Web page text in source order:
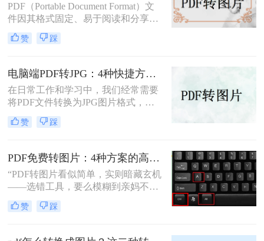
PDF（Portable Document Format）文
件因其格式固定、易于阅读和分享而
广受欢迎。然而，在某些情况下，我
们可能需要将PDF文件转换为JPG图
享或嵌入到其他文档中。那么pdf怎么
转换成jpg呢？本文将介绍三种将PDF
转换成JPG的实用方法。
赞 踩
电脑端PDF转JPG：4种快捷方法的操作步骤和常见格式问题！
在日常工作和学习中，我们经常需要
将PDF文件转换为JPG图片格式，以
便于在网页上分享、在演示中插入或
简单地打印出来。那么电脑怎么把pdf
同的方法，帮助你在电脑上轻松完成
PDF到JPG的转换。
赞 踩
PDF免费转图片：4种方案的高清输出设置和无损转换要点！
“PDF转图片看似简单，实则暗藏玄机
——选错工具，要么模糊到亲妈不
认，要么操作复杂到怀疑人生。那么
pdf怎么免费转换成图片呢？”作为深
给大家扒一扒免费且高效的PDF转图
赞 踩